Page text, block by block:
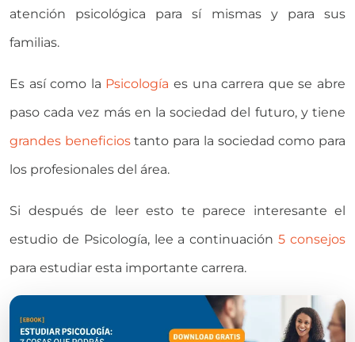
atención psicológica para sí mismas y para sus
familias.
Es así como la Psicología es una carrera que se abre
paso cada vez más en la sociedad del futuro, y tiene
grandes beneficiostanto para la sociedad como para
los profesionales del área.
Si después de leer esto te parece interesante el
estudio de Psicología, lee a continuación5 consejos
para estudiar esta importante carrera.